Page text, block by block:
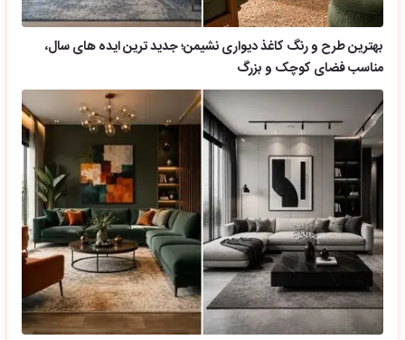
بهترین طرح و رنگ کاغذ دیواری نشیمن؛ جدید ترین ایده های سال،
مناسب فضای کوچک و بزرگ